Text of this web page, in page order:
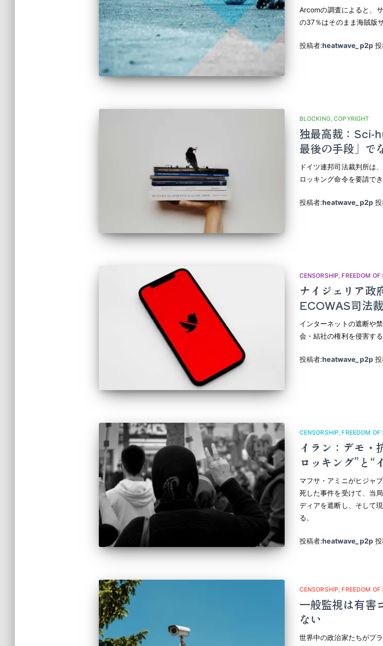
Arcomの調査によると、
の37％はそのまま海賊版
投稿者:heatwave_p2p
BLOCKING COPYRIGHT
独最高裁：Sci-
最後の手段」で
ドイツ連邦司法裁判所は
ロッキング命令を要請で
投稿者:heatwave_p2p
CENSORSHIP FREEDOM OF
ナイジェリア政
ECOWAS司法
インターネットの遮断や
会・結社の権利を侵害す
投稿者:heatwave_p2p
CENSORSHIP FREEDOM OF
イラン：デモ・
ロッキング”と“
マフサ・アミニがヒジャ
死した事件を受けて、当
ディアを遮断し、そして
る。
投稿者:heatwave_p2p
CENSORSHIP FREEDOM OF
一般監視は有害
ない
世界中の政治家たちがプ